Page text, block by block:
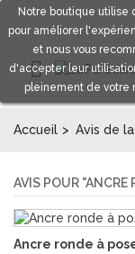
Notre boutique utilise
pour améliorer
et nous vous
d'accepter leur
pleinement de votre
Accueil > Avis de
AVIS POUR "ANCRE
Ancre ronde à